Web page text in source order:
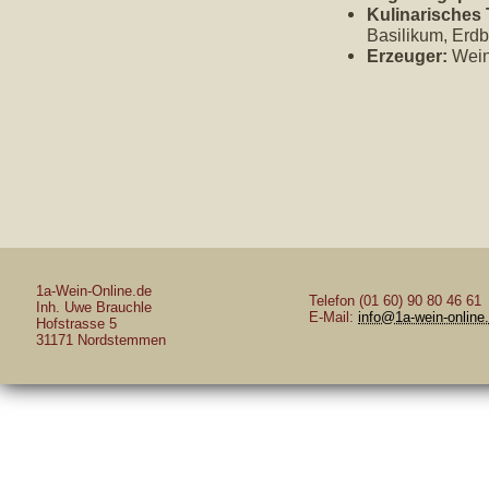
Kulinarisches
Basilikum,
Erzeuger:
1a-Wein-Online.de
Inh. Uwe Brauchle
Hofstrasse 5
31171 Nordstemmen
Telefon (01 60) 90 80 46 61
E-Mail: info@1a-wein-